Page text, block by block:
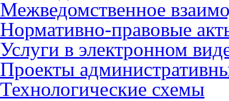
Межведомственное
Нормативно-правовые
Услуги в электронном
Проекты
Технологические схемы